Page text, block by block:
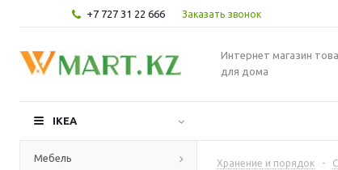
+7 727 31 22 666 Заказать звонок
Интернет магазин
для дома
IKEA
Мебель Хранение и порядок -